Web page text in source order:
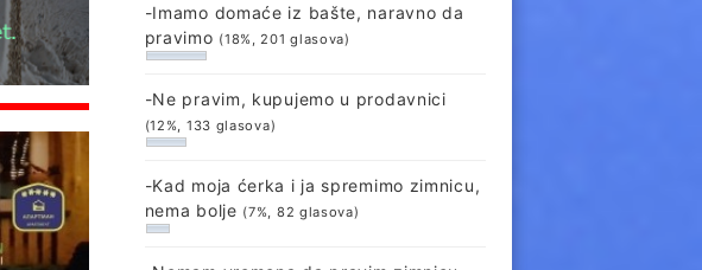
-Imamo domaće iz bašte, naravno da
pravimo (18%, 201 glasova)
-Ne pravim, kupujemo u prodavnici
(12%, 133 glasova)
-Kad moja ćerka i ja spremimo zimnicu,
nema bolje (7%, 82 glasova)